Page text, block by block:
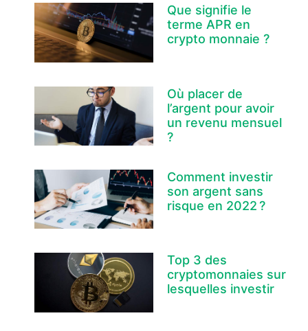
Que signifie le
terme APR en
crypto monnaie ?
Où placer de
l’argent pour avoir
un revenu mensuel
?
Comment investir
son argent sans
risque en 2022 ?
Top 3 des
cryptomonnaies sur
lesquelles investir